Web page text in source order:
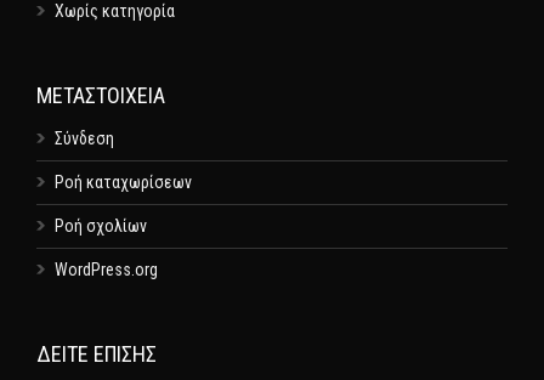
Χωρίς κατηγορία
ΜΕΤΑΣΤΟΙΧΕΊΑ
Σύνδεση
Ροή καταχωρίσεων
Ροή σχολίων
WordPress.org
ΔΕΊΤΕ ΕΠΊΣΗΣ